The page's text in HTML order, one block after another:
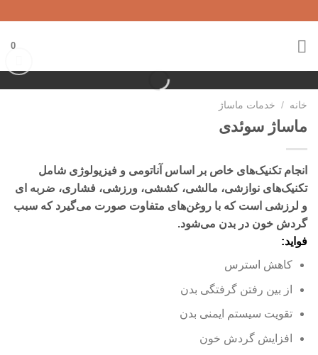
content
0
افزودن
خانه / خدمات ماساژ
ماساژ سوئدی
انجام تکنیک‌های خاص بر اساس آناتومی و فیزیولوژی شامل
تکنیک‌های نوازشی، مالشی، کششی، ورزشی، فشاری، ضربه ای
و لرزشی است که با روغن‌های متفاوت صورت می‌گیرد که سبب
گردش خون در بدن می‌شود.
فواید:
کاهش استرس
از بین رفتن گرفتگی بدن
تقویت سیستم ایمنی بدن
افزایش گردش خون